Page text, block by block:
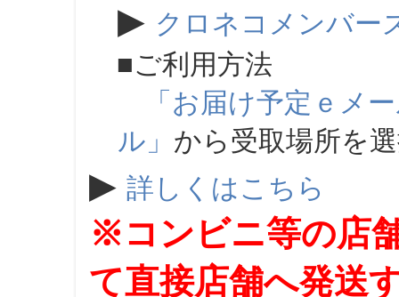
▶ クロネコメンバー
■ご利用方法
「お届け予定ｅメ
ル」 から受取場所を
▶ 詳しくはこちら
※コンビニ等の店
て直接店舗へ発送